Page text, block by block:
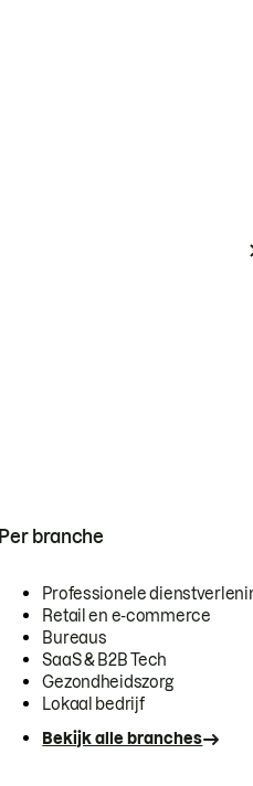
Per branche
Professionele
Retail en e-commerce
Bureaus
SaaS & B2B Tech
Gezondheidszorg
Lokaal bedrijf
Bekijk alle branches